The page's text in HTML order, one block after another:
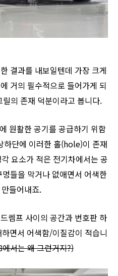
결과를 내보일텐데 가장 크게
거의 필수적으로 들어가게 되
의 존재 덕분이라고 봅니다.
원활한 공기를 공급하기 위함
하단에 이러한 홀(hole)이 존재
요소가 적은 전기차에서는 공
들을 막거나 없애면서 어색한
들어내죠.
렘프 사이의 공간과 번호판 하
면서 어색함/이질감이 적습니
서는 왜 그런거지?)